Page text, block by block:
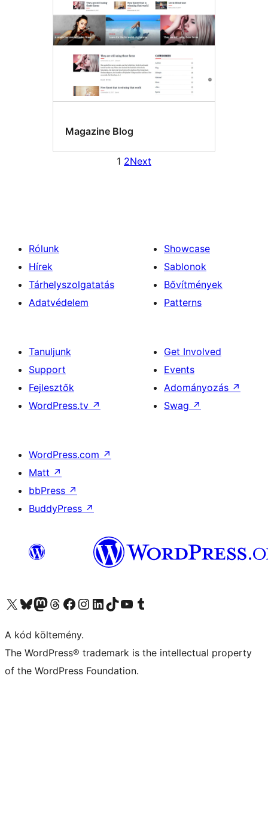
Magazine Blog
1 2Next
Rólunk
Hírek
Tárhelyszolgatatás
Adatvédelem
Showcase
Sablonok
Bővítmények
Patterns
Tanuljunk
Support
Fejlesztők
WordPress.tv ↗
Get Involved
Events
Adományozás ↗
Swag ↗
WordPress.com ↗
Matt ↗
bbPress ↗
BuddyPress ↗
Visit our X (formerly Twitter) account
Visit our Bluesky account
Twitter csatornánk
Visit our Threads account
Facebook oldalunk megtekintése
Visit our Instagram account
Visit our LinkedIn account
Visit our TikTok account
Visit our YouTube channel
Visit our Tumblr account
A kód költemény.
The WordPress® trademark is the intellectual property
of the WordPress Foundation.